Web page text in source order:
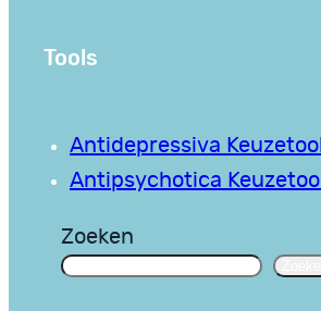
Tools
Antidepressiva Keuzetool
Antipsychotica Keuzetool
Zoeken